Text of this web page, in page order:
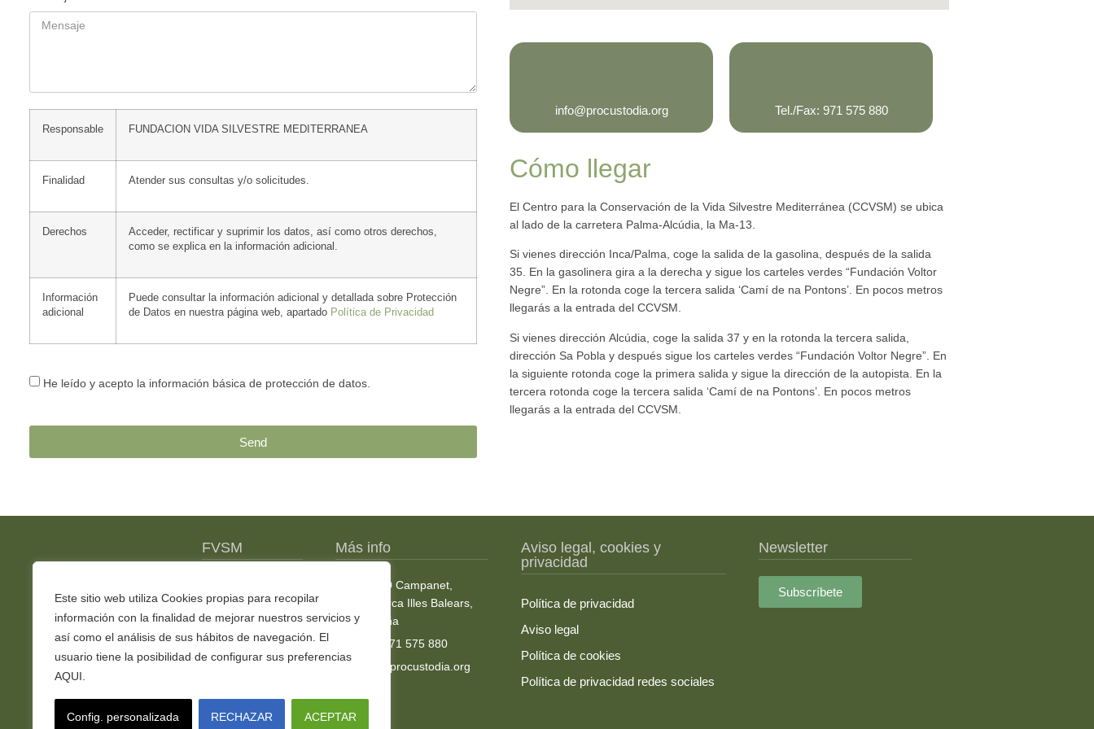
Este sitio web utiliza Cookies propias para recopilar
información con la finalidad de mejorar nuestros servicios y
así como el análisis de sus hábitos de navegación. El
usuario tiene la posibilidad de configurar sus preferencias
AQUI.
Config. personalizada RECHAZAR ACEPTAR
Responsable FUNDACION VIDA SILVESTRE MEDITERRANEA
Finalidad Atender sus consultas y/o solicitudes.
Derechos
Acceder, rectificar y suprimir los datos, así como otros derechos,
como se explica en la información adicional.
Información
adicional
Puede consultar la información adicional y detallada sobre Protección
de Datos en nuestra página web, apartado Política de Privacidad
He leído y acepto la información básica de protección de datos.
Send
info@procustodia.org Tel./Fax: 971 575 880
Cómo llegar
El Centro para la Conservación de la Vida Silvestre Mediterránea (CCVSM) se ubica
al lado de la carretera Palma-Alcúdia, la Ma-13.
Si vienes dirección Inca/Palma, coge la salida de la gasolina, después de la salida
35. En la gasolinera gira a la derecha y sigue los carteles verdes “Fundación Voltor
Negre”. En la rotonda coge la tercera salida ‘Camí de na Pontons’. En pocos metros
llegarás a la entrada del CCVSM.
Si vienes dirección Alcúdia, coge la salida 37 y en la rotonda la tercera salida,
dirección Sa Pobla y después sigue los carteles verdes “Fundación Voltor Negre”. En
la siguiente rotonda coge la primera salida y sigue la dirección de la autopista. En la
tercera rotonda coge la tercera salida ‘Camí de na Pontons’. En pocos metros
llegarás a la entrada del CCVSM.
FVSM
Newsletter
Contacto
Más info
07310 Campanet,
Mallorca Illes Balears,
España
+34 971 575 880
info@procustodia.org
Aviso legal, cookies y
privacidad
Política de privacidad
Aviso legal
Política de cookies
Política de privacidad redes sociales
Newsletter
Subscríbete